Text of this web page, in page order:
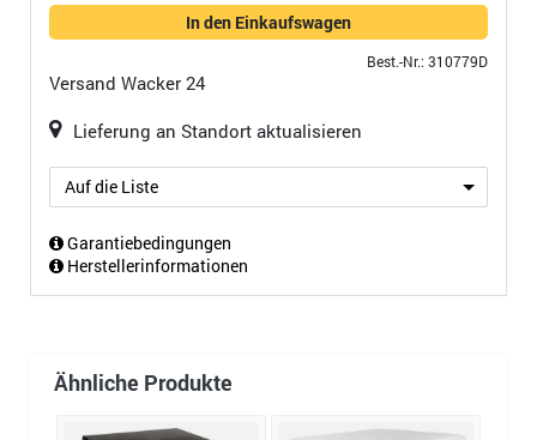
In den Einkaufswagen
Best.-Nr.: 310779D
Versand Wacker 24
Lieferung an Standort aktualisieren
Auf die Liste
Garantiebedingungen
Herstellerinformationen
Ähnliche Produkte